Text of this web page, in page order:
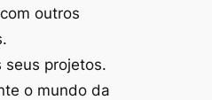
outros
seus projetos.
o mundo da